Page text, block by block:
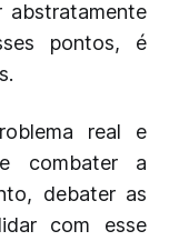
abstratamente
pontos, é
real e
combater a
debater as
com esse